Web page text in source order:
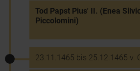
Tod Papst Pius' II. (Enea
Piccolomini)
23.11.1465 bis 25.12.1465 v.